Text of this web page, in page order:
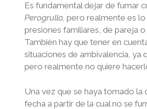
Es fundamental dejar de fumar
Perogrullo, pero realmente es lo
presiones familiares, de pareja
También hay que tener en
situaciones de ambivalencia, ya
pero realmente no quiere
Una vez que se haya tomado
fecha a partir de la cual no se